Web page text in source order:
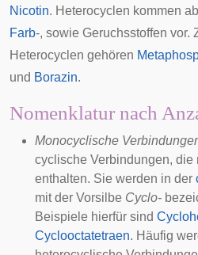
Nicotin. Heterocyclen kommen
Farb-, sowie Geruchsstoffen vor.
Heterocyclen gehören
und Borazin.
Nomenklatur nach
Monocyclische
cyclische Verbindungen,
enthalten. Sie werden in der
mit der Vorsilbe Cyclo-
Beispiele hierfür sind
Cyclooctatetraen. Häufig